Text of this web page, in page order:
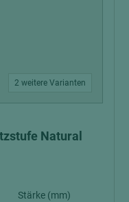
2 weitere Varianten
Natural
Stärke (mm)